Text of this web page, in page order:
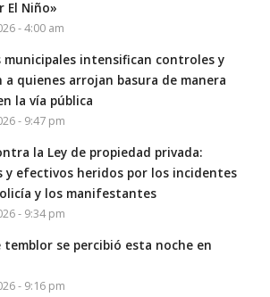
El Niño»
- 4:00 am
municipales intensifican controles y
a quienes arrojan basura de manera
la vía pública
- 9:47 pm
la Ley de propiedad privada:
y efectivos heridos por los incidentes
y los manifestantes
- 9:34 pm
se percibió esta noche en
- 9:16 pm